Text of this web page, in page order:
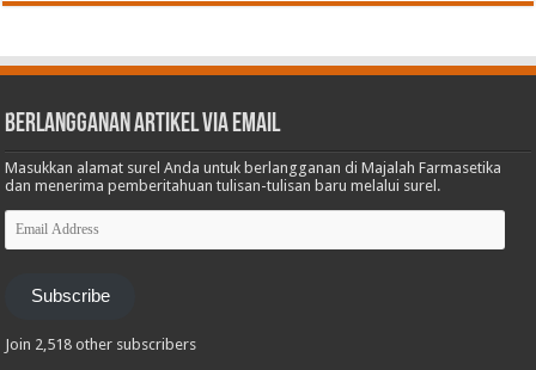
Berlangganan Artikel via Email
Masukkan alamat surel Anda untuk berlangganan di Majalah Farmasetika
dan menerima pemberitahuan tulisan-tulisan baru melalui surel.
Email
Address
Subscribe
Join 2,518 other subscribers